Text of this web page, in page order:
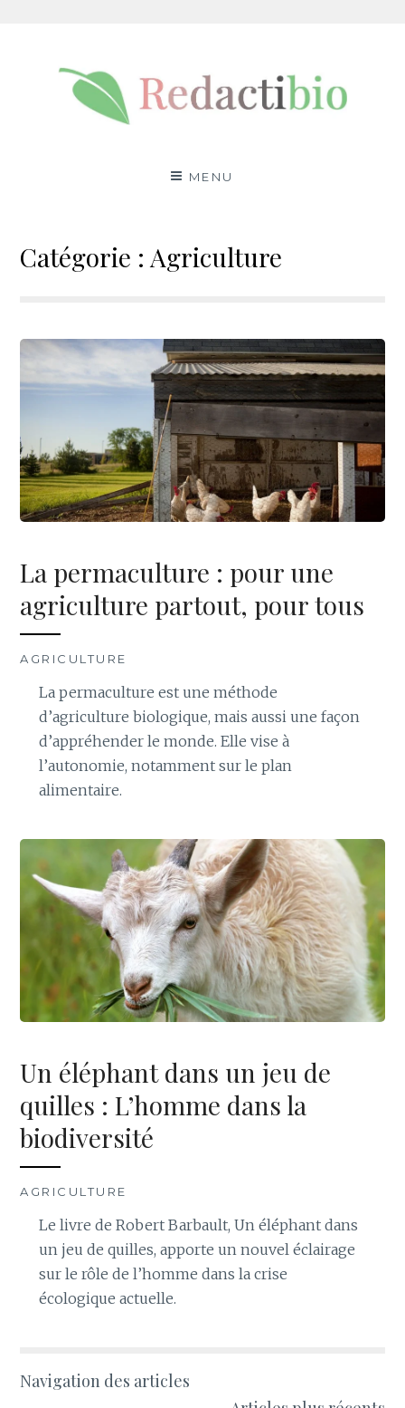
MENU
Catégorie : Agriculture
La permaculture : pour une
agriculture partout, pour tous
AGRICULTURE
La permaculture est une méthode
d’agriculture biologique, mais aussi une façon
d’appréhender le monde. Elle vise à
l’autonomie, notamment sur le plan
alimentaire.
Un éléphant dans un jeu de
quilles : L’homme dans la
biodiversité
AGRICULTURE
Le livre de Robert Barbault, Un éléphant dans
un jeu de quilles, apporte un nouvel éclairage
sur le rôle de l’homme dans la crise
écologique actuelle.
Navigation des articles